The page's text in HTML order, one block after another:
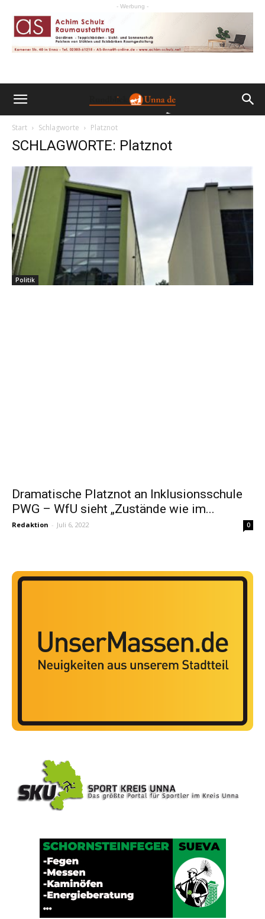
- Werbung -
Start Schlagworte Platznot
SCHLAGWORTE: Platznot
Politik
Dramatische Platznot an Inklusionsschule
PWG – WfU sieht „Zustände wie im...
Redaktion - Juli 6, 2022 0